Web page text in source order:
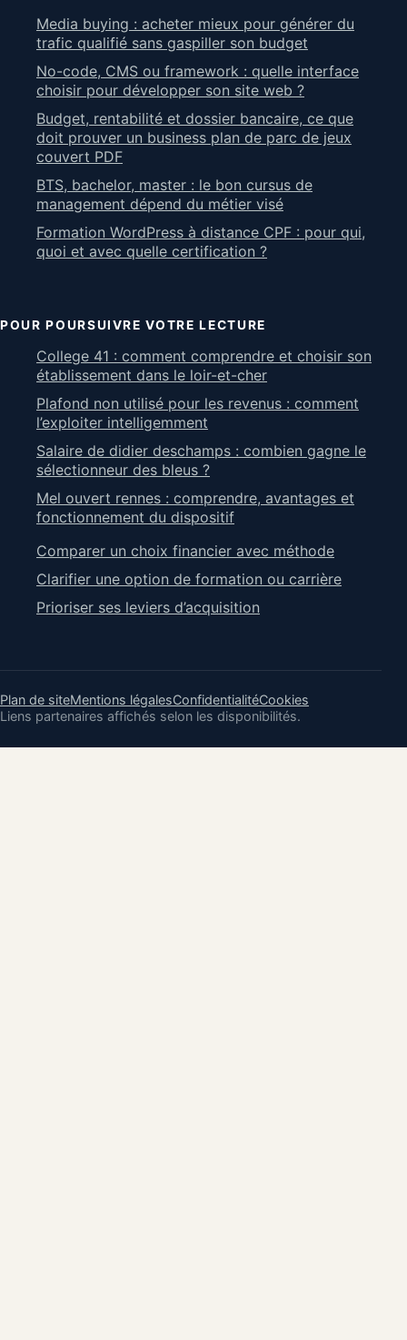
Media buying : acheter mieux pour générer du
trafic qualifié sans gaspiller son budget
No-code, CMS ou framework : quelle interface
choisir pour développer son site web ?
Budget, rentabilité et dossier bancaire, ce que
doit prouver un business plan de parc de jeux
couvert PDF
BTS, bachelor, master : le bon cursus de
management dépend du métier visé
Formation WordPress à distance CPF : pour qui,
quoi et avec quelle certification ?
POUR POURSUIVRE VOTRE LECTURE
College 41 : comment comprendre et choisir son
établissement dans le loir-et-cher
Plafond non utilisé pour les revenus : comment
l’exploiter intelligemment
Salaire de didier deschamps : combien gagne le
sélectionneur des bleus ?
Mel ouvert rennes : comprendre, avantages et
fonctionnement du dispositif
Comparer un choix financier avec méthode
Clarifier une option de formation ou carrière
Prioriser ses leviers d’acquisition
Plan de siteMentions légalesConfidentialitéCookies
Liens partenaires affichés selon les disponibilités.